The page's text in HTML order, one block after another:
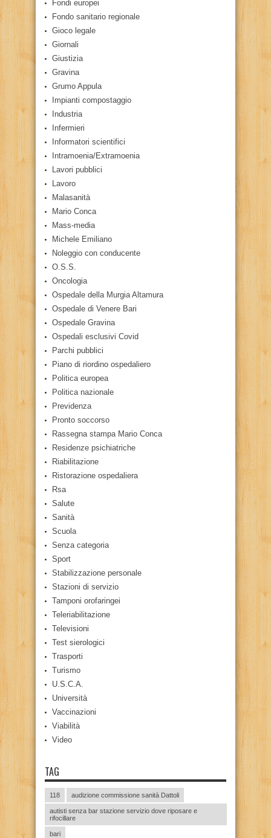
Fondi europei
Fondo sanitario regionale
Gioco legale
Giornali
Giustizia
Gravina
Grumo Appula
Impianti compostaggio
Industria
Infermieri
Informatori scientifici
Intramoenia/Extramoenia
Lavori pubblici
Lavoro
Malasanità
Mario Conca
Mass-media
Michele Emiliano
Noleggio con conducente
O.S.S.
Oncologia
Ospedale della Murgia Altamura
Ospedale di Venere Bari
Ospedale Gravina
Ospedali esclusivi Covid
Parchi pubblici
Piano di riordino ospedaliero
Politica europea
Politica nazionale
Previdenza
Pronto soccorso
Rassegna stampa Mario Conca
Residenze psichiatriche
Riabilitazione
Ristorazione ospedaliera
Rsa
Salute
Sanità
Scuola
Senza categoria
Sport
Stabilizzazione personale
Stazioni di servizio
Tamponi orofaringei
Teleriabilitazione
Televisioni
Test sierologici
Trasporti
Turismo
U.S.C.A.
Università
Vaccinazioni
Viabilità
Video
TAG
118 audizione commissione sanità Dattoli
autisti senza bar stazione servizio dove riposare e
rifocillare
bari